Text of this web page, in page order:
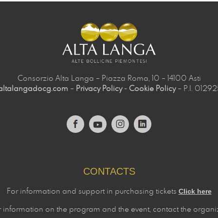
Consorzio Alta Langa – Piazza Roma, 10 – 14100 Asti
– Privacy Policy- Cookie Policy– P.I.
CONTACTS
For information and support in purchasing tickets Click here
information on the program and the event, contact the